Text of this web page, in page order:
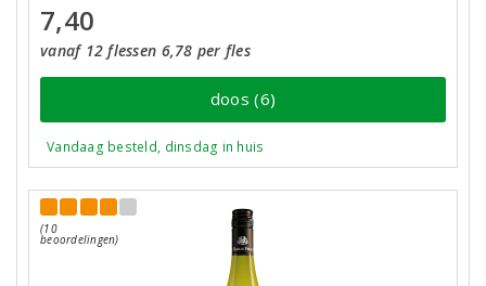
7,40
vanaf 12 flessen 6,78 per fles
doos (6)
Vandaag besteld, dinsdag in huis
(10
beoordelingen)